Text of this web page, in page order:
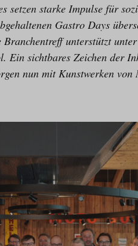
setzen starke Impulse für
Gastro Days
unterstützt
sichtbares Zeichen der
nun mit Kunstwerken